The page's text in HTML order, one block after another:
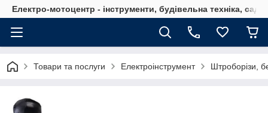
Електро-мотоцентр - інструменти, будівельна техніка,
Товари та послуги Електроінструмент Штроборізи,